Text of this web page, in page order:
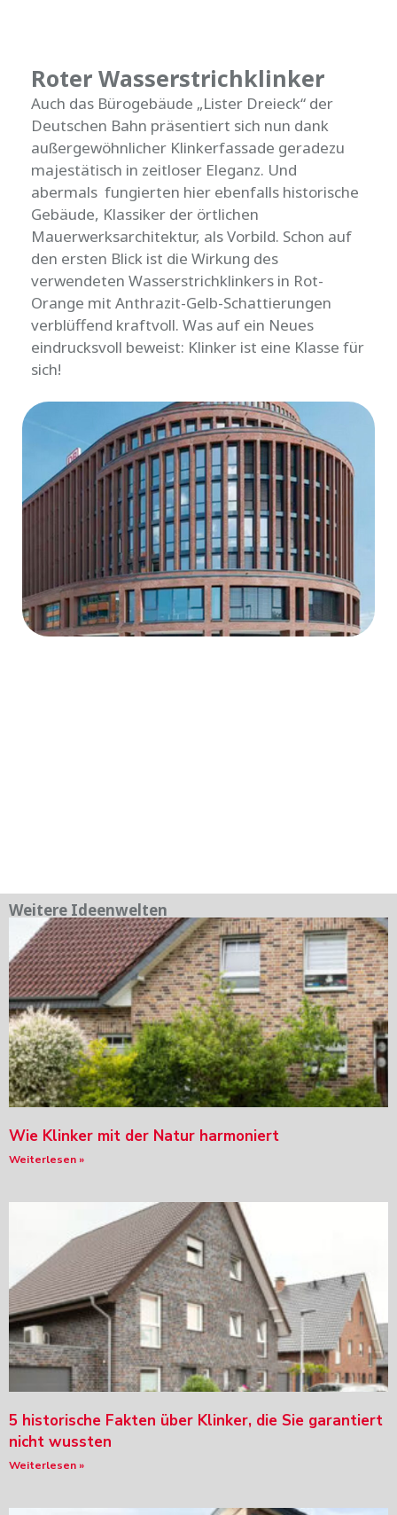
Roter Wasserstrichklinker
Auch das Bürogebäude „Lister Dreieck“ der
Deutschen Bahn präsentiert sich nun dank
außergewöhnlicher Klinkerfassade geradezu
majestätisch in zeitloser Eleganz. Und
abermals fungierten hier ebenfalls historische
Gebäude, Klassiker der örtlichen
Mauerwerksarchitektur, als Vorbild. Schon auf
den ersten Blick ist die Wirkung des
verwendeten Wasserstrichklinkers in Rot-
Orange mit Anthrazit-Gelb-Schattierungen
verblüffend kraftvoll. Was auf ein Neues
eindrucksvoll beweist: Klinker ist eine Klasse für
sich!
Weitere Ideenwelten
Wie Klinker mit der Natur harmoniert
Weiterlesen »
5 historische Fakten über Klinker, die Sie garantiert
nicht wussten
Weiterlesen »